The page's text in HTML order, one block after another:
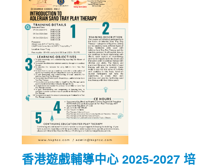
香港遊戲輔導中心 2025-2027 培